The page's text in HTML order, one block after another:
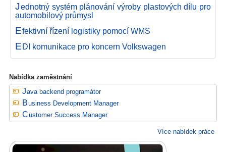
Jednotný systém plánování výroby plastových dílu pro
automobilový průmysl
Efektivní řízení logistiky pomocí WMS
EDI komunikace pro koncern Volkswagen
Nabídka zaměstnání
Java backend programátor
Business Development Manager
Customer Success Manager
Více nabídek práce